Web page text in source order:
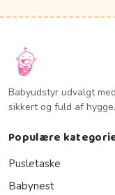
Babyudstyr udvalgt
sikkert og fuld af hygge.
Populære
Pusletaske
Babynest